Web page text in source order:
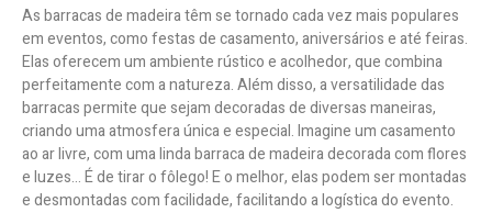
As barracas de madeira têm se tornado cada vez mais populares
em eventos, como festas de casamento, aniversários e até feiras.
Elas oferecem um ambiente rústico e acolhedor, que combina
perfeitamente com a natureza. Além disso, a versatilidade das
barracas permite que sejam decoradas de diversas maneiras,
criando uma atmosfera única e especial. Imagine um casamento
ao ar livre, com uma linda barraca de madeira decorada com flores
e luzes… É de tirar o fôlego! E o melhor, elas podem ser montadas
e desmontadas com facilidade, facilitando a logística do evento.